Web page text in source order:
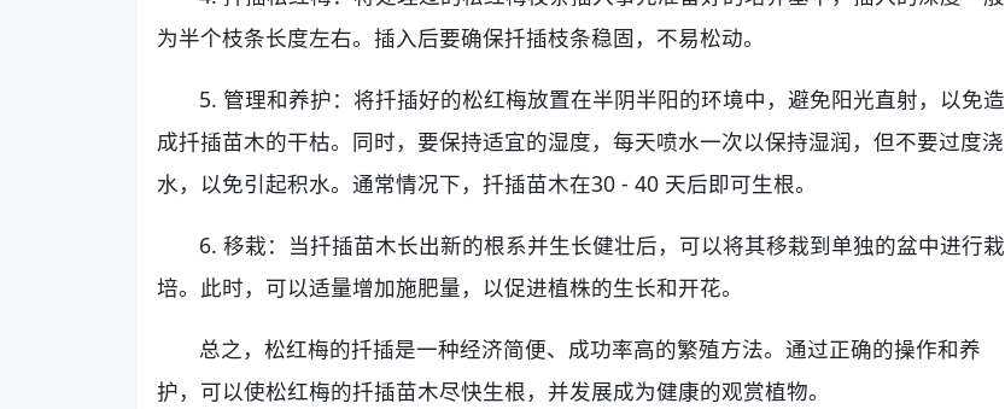
为半个枝条长度左右。插入后要确保扦插枝条稳固，不易松动。
5. 管理和养护：将扦插好的松红梅放置在半阴半阳的环境中，避免阳光直射，以免造
成扦插苗木的干枯。同时，要保持适宜的湿度，每天喷水一次以保持湿润，但不要过度浇
水，以免引起积水。通常情况下，扦插苗木在30 - 40 天后即可生根。
6. 移栽：当扦插苗木长出新的根系并生长健壮后，可以将其移栽到单独的盆中进行栽
培。此时，可以适量增加施肥量，以促进植株的生长和开花。
总之，松红梅的扦插是一种经济简便、成功率高的繁殖方法。通过正确的操作和养
护，可以使松红梅的扦插苗木尽快生根，并发展成为健康的观赏植物。